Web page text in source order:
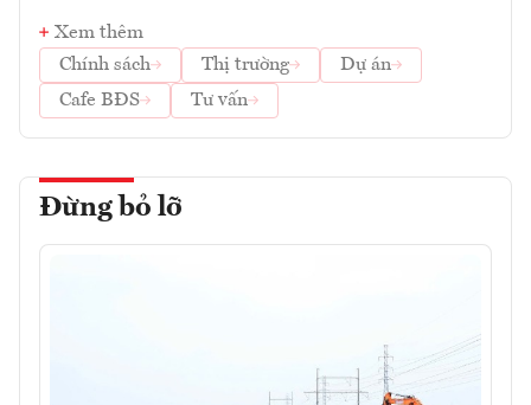
Xem thêm
Chính sách
Thị trường
Dự án
Cafe BĐS
Tư vấn
Đừng bỏ lỡ